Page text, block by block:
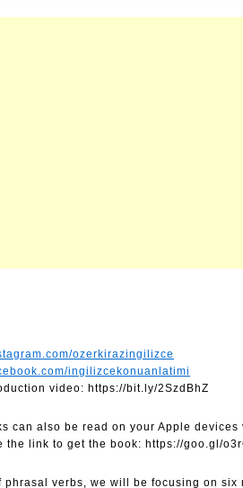
ozerkirazingilizce
ingilizcekonuanlatimi
video: https://bit.ly/2SzdBhZ
can also be read on your Apple
the link to get the book: https://goo.gl/
phrasal verbs, we will be focusing on six